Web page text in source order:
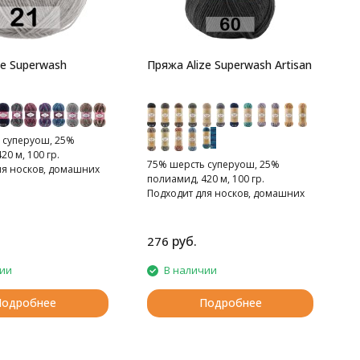
Superwash
25%
м, 100 гр.
носков, домашних
Пряжа Alize Superwash Artisan
75% шерсть суперуош, 25%
полиамид, 420 м, 100 гр.
Подходит для носков, домашних
276 руб.
В наличии
Подробнее